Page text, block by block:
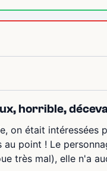
horrible,
on était intéressées
point ! Le
très mal), elle n'a